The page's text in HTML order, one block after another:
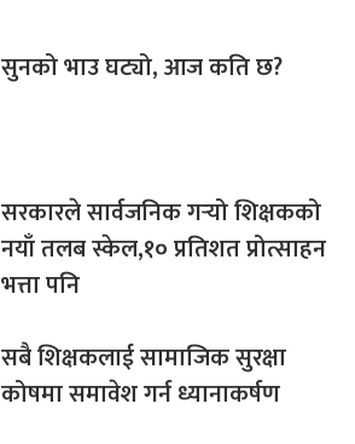
सुनको भाउ घट्यो, आज कति छ?
सरकारले सार्वजनिक गर्‍यो शिक्षकको
नयाँ तलब स्केल,१० प्रतिशत प्रोत्साहन
भत्ता पनि
सबै शिक्षकलाई सामाजिक सुरक्षा
कोषमा समावेश गर्न ध्यानाकर्षण